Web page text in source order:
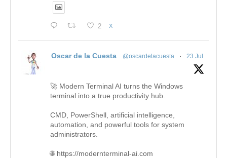
2 X
Oscar de la Cuesta @oscardelacuesta · 23 Jul
🚀 Modern Terminal AI turns the Windows
terminal into a true productivity hub.
CMD, PowerShell, artificial intelligence,
automation, and powerful tools for system
administrators.
🌐 https://modernterminal-ai.com